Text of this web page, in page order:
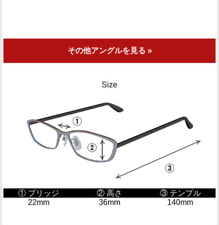
その他アングルを見る »
Size
① ブリッジ ② 高さ
③ テンプル
22mm
36mm 140mm